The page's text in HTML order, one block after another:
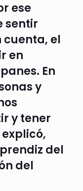
ese
sentir
cuenta, el
en
En
y
y tener
del
del